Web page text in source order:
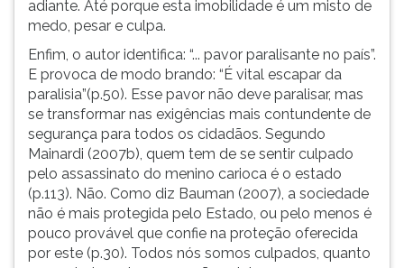
adiante. Até porque esta imobilidade é um misto de
medo, pesar e culpa.
Enfim, o autor identifica: “... pavor paralisante no país”.
E provoca de modo brando: “É vital escapar da
paralisia”(p.50). Esse pavor não deve paralisar, mas
se transformar nas exigências mais contundente de
segurança para todos os cidadãos. Segundo
Mainardi (2007b), quem tem de se sentir culpado
pelo assassinato do menino carioca é o estado
(p.113). Não. Como diz Bauman (2007), a sociedade
não é mais protegida pelo Estado, ou pelo menos é
pouco provável que confie na proteção oferecida
por este (p.30). Todos nós somos culpados, quanto